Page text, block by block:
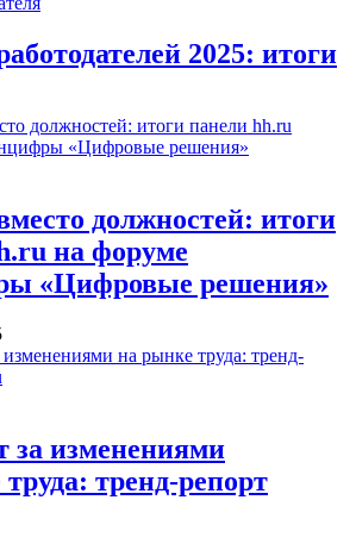
2025: итоги
должностей: итоги
на форуме
«Цифровые решения»
за изменениями
тренд-репорт